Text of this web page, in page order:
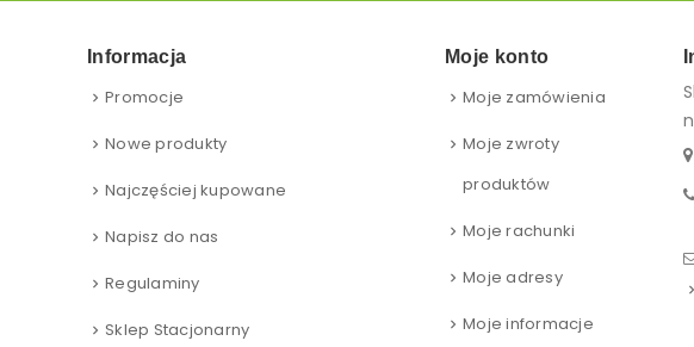
Informacja
Promocje
Nowe produkty
Najczęściej kupowane
Napisz do nas
Regulaminy
Sklep Stacjonarny
Moje konto
Moje zamówienia
Moje zwroty
produktów
Moje rachunki
Moje adresy
Moje informacje